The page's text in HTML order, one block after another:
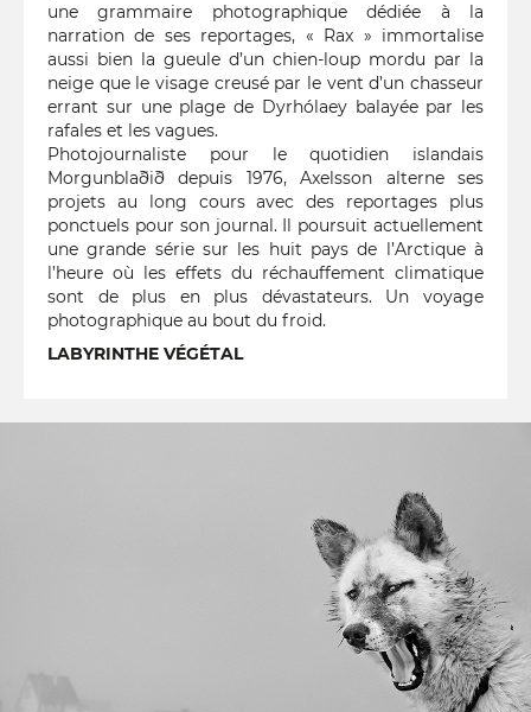
une grammaire photographique dédiée à la
narration de ses reportages, « Rax » immortalise
aussi bien la gueule d’un chien-loup mordu par la
neige que le visage creusé par le vent d’un chasseur
errant sur une plage de Dyrhólaey balayée par les
rafales et les vagues.
Photojournaliste pour le quotidien islandais
Morgunblaðið depuis 1976, Axelsson alterne ses
projets au long cours avec des reportages plus
ponctuels pour son journal. Il poursuit actuellement
une grande série sur les huit pays de l’Arctique à
l’heure où les effets du réchauffement climatique
sont de plus en plus dévastateurs. Un voyage
photographique au bout du froid.
LABYRINTHE VÉGÉTAL